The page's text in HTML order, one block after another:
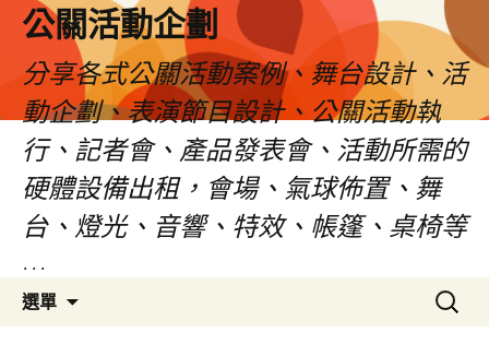
公關活動企劃
分享各式公關活動案例、舞台設計、活
動企劃、表演節目設計、公關活動執
行、記者會、產品發表會、活動所需的
硬體設備出租，會場、氣球佈置、舞
台、燈光、音響、特效、帳篷、桌椅等
…
選單
搜
尋